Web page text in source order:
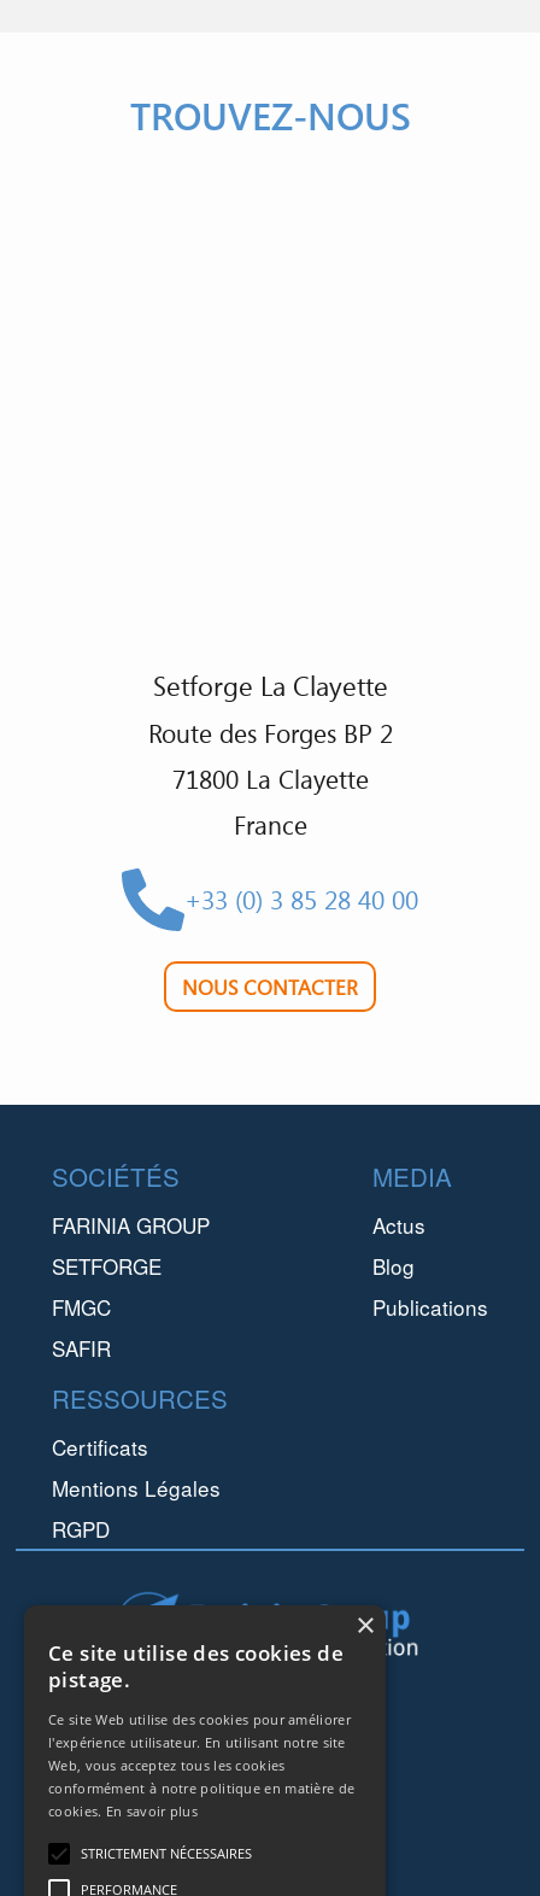
TROUVEZ-NOUS
Setforge La Clayette
Route des Forges BP 2
71800 La Clayette
France
+33 (0) 3 85 28 40 00
NOUS CONTACTER
Footer
SOCIÉTÉS
FARINIA GROUP
SETFORGE
FMGC
SAFIR
MEDIA
Actus
Blog
Publications
RESSOURCES
Certificats
Mentions Légales
RGPD
75008Paris
Frankreich
+33153838240
Ce site utilise des cookies de
pistage.
Ce site Web utilise des cookies pour améliorer
l'expérience utilisateur. En utilisant notre site
Web, vous acceptez tous les cookies
conformément à notre politique en matière de
cookies. En savoir plus
STRICTEMENT NÉCESSAIRES
PERFORMANCE
×